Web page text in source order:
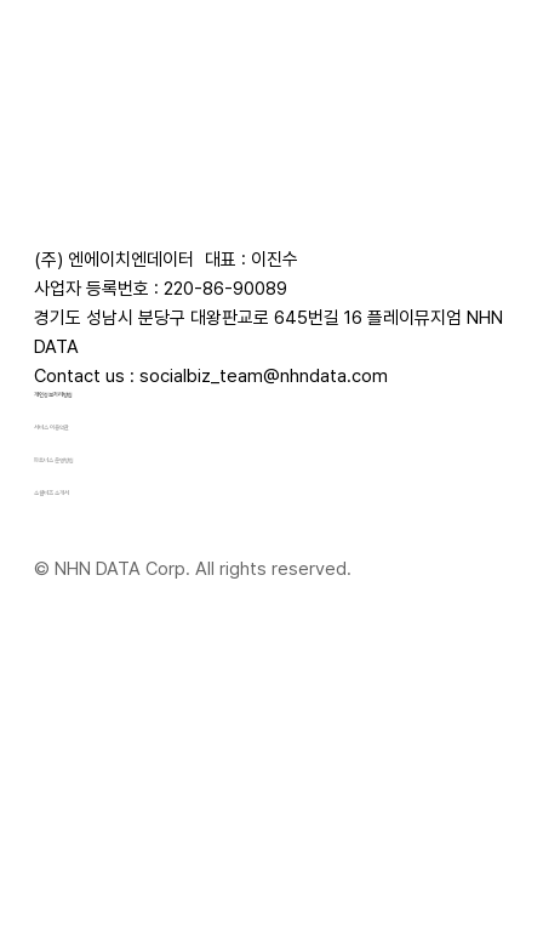
(주) 엔에이치엔데이터
대표 : 이진수
사업자 등록번호 : 220-86-90089
경기도 성남시 분당구 대왕판교로 645번길 16 플레이뮤지엄 NHN
DATA
Contact us : socialbiz_team@nhndata.com
​개인정보처리방침
서비스 이용약관
파트너스 운영방침
​소셜비즈 소개서
© NHN DATA Corp. All rights reserved.